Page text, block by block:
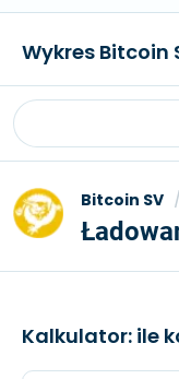
Wykres Bitcoin
Bitcoin SV /
Kalkulator: ile